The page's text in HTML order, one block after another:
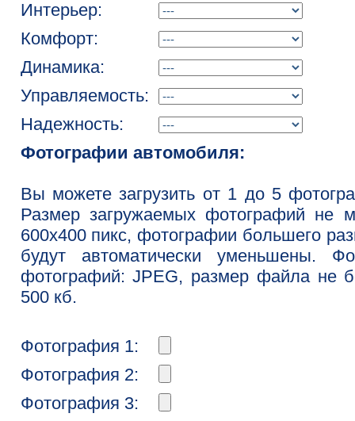
Интерьер:
Комфорт:
Динамика:
Управляемость:
Надежность:
Фотографии автомобиля:
Вы можете загрузить от 1 до 5
Размер загружаемых фотографий не
600x400 пикс, фотографии большего
будут автоматически уменьшены.
фотографий: JPEG, размер файла не
500 кб.
Фотография 1:
Фотография 2:
Фотография 3: